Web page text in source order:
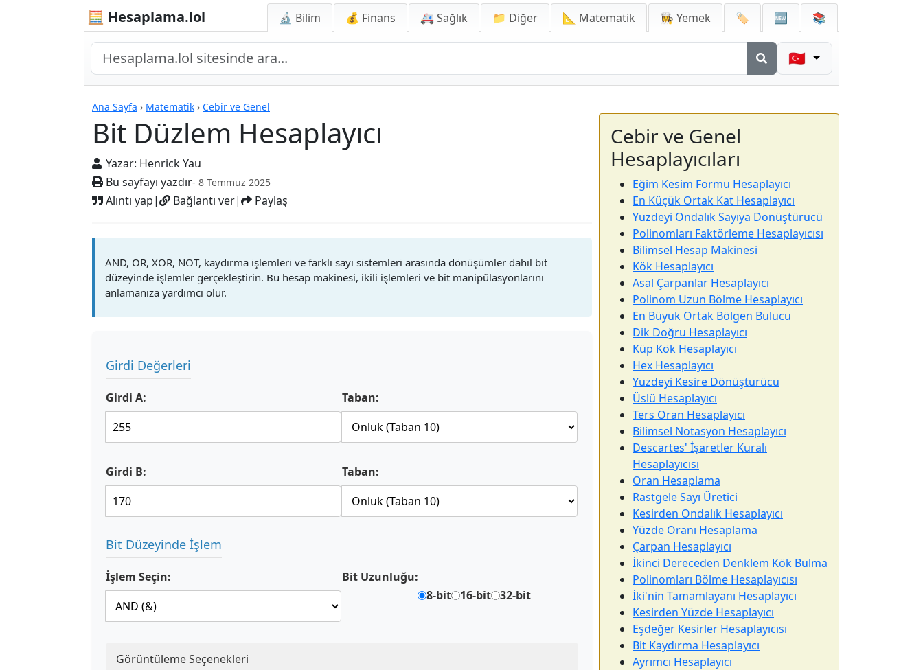
🧮 Hesaplama.lol 🔬 Bilim 💰 Finans 🚑 Sağlık 📁 Diğer 📐 Matematik 👩‍🍳 Yemek 🏷️ 🆕 📚
🇹🇷
Ana Sayfa › Matematik › Cebir ve Genel
Bit Düzlem Hesaplayıcı
Yazar: Henrick Yau
Bu sayfayı yazdır- 8 Temmuz 2025
Alıntı yap| Bağlantı ver| Paylaş
Hesap Makineleri
AND, OR, XOR, NOT, kaydırma işlemleri ve farklı sayı sistemleri arasında dönüşümler dahil bit
düzeyinde işlemler gerçekleştirin. Bu hesap makinesi, ikili işlemleri ve bit manipülasyonlarını
anlamanıza yardımcı olur.
Girdi Değerleri
Girdi A: Taban:
Girdi B: Taban:
Bit Düzeyinde İşlem
İşlem Seçin:
Bit Uzunluğu:
8-bit
16-bit 32-bit
Görüntüleme Seçenekleri
Cebir ve Genel
Hesaplayıcıları
Eğim Kesim Formu Hesaplayıcı
En Küçük Ortak Kat Hesaplayıcı
Yüzdeyi Ondalık Sayıya Dönüştürücü
Polinomları Faktörleme Hesaplayıcısı
Bilimsel Hesap Makinesi
Kök Hesaplayıcı
Asal Çarpanlar Hesaplayıcı
Polinom Uzun Bölme Hesaplayıcı
En Büyük Ortak Bölgen Bulucu
Dik Doğru Hesaplayıcı
Küp Kök Hesaplayıcı
Hex Hesaplayıcı
Yüzdeyi Kesire Dönüştürücü
Üslü Hesaplayıcı
Ters Oran Hesaplayıcı
Bilimsel Notasyon Hesaplayıcı
Descartes' İşaretler Kuralı
Hesaplayıcısı
Oran Hesaplama
Rastgele Sayı Üretici
Kesirden Ondalık Hesaplayıcı
Yüzde Oranı Hesaplama
Çarpan Hesaplayıcı
İkinci Dereceden Denklem Kök Bulma
Polinomları Bölme Hesaplayıcısı
İki'nin Tamamlayanı Hesaplayıcı
Kesirden Yüzde Hesaplayıcı
Eşdeğer Kesirler Hesaplayıcısı
Bit Kaydırma Hesaplayıcı
Ayrımcı Hesaplayıcı